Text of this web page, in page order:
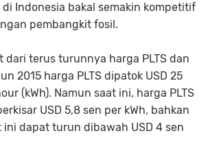
di Indonesia bakal semakin kompetitif
pembangkit fosil.
dari terus turunnya harga PLTS dan
2015 harga PLTS dipatok USD 25
(kWh). Namun saat ini, harga PLTS
USD 5,8 sen per kWh, bahkan
dapat turun dibawah USD 4 sen